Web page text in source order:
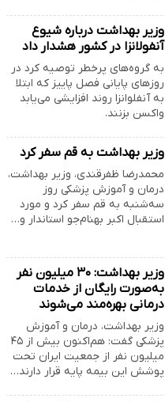
وزیر بهداشت درباره شیوع
آنفولانزا در کشور هشدار داد
به گروه‌های پرخطر توصیه کرد در
روزهای پایانی فصل پاییز که ابتلا
به آنفلوانزا روند افزایشی می‌یابد
واکسن بزنند.
وزیر بهداشت به قم سفر کرد
محمدرضا ظفرقندی، وزیر بهداشت،
درمان و آموزش پزشکی روز
سه‌شنبه به قم سفر کرد و مورد
استقبال اکبر بهنام‌جو استاندار و…
وزیر بهداشت: ۳۰ میلیون نفر
به‌صورت رایگان از خدمات
درمانی بهره‌مند می‌شوند
وزیر بهداشت، درمان و آموزش
پزشکی گفت: هم‌اکنون بیش از ۴۵
میلیون نفر از جمعیت ایران تحت
پوشش این بیمه پایه قرار دارند…